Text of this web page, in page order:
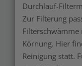
Durchlauf-
Zur Filterung
Körnung. Hier
Reinigung statt.